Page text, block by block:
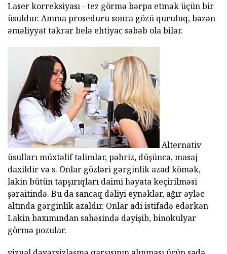
Laser korreksiyası - tez görmə bərpa etmək üçün bir
üsuldur. Amma proseduru sonra gözü quruluq, bəzən
əməliyyat təkrar belə ehtiyac səbəb ola bilər.
Alternativ
üsulları müxtəlif təlimlər, pəhriz, düşüncə, masaj
daxildir və s. Onlar gözləri gərginlik azad kömək,
lakin bütün tapşırıqları daimi həyata keçirilməsi
şəraitində. Bu da sancaq dəliyi eynəklər, ağır əyləc
altında gərginlik azaldır. Onlar adi istifadə edərkən
Lakin baxımından sahəsində dəyişib, binokulyar
görmə pozular.